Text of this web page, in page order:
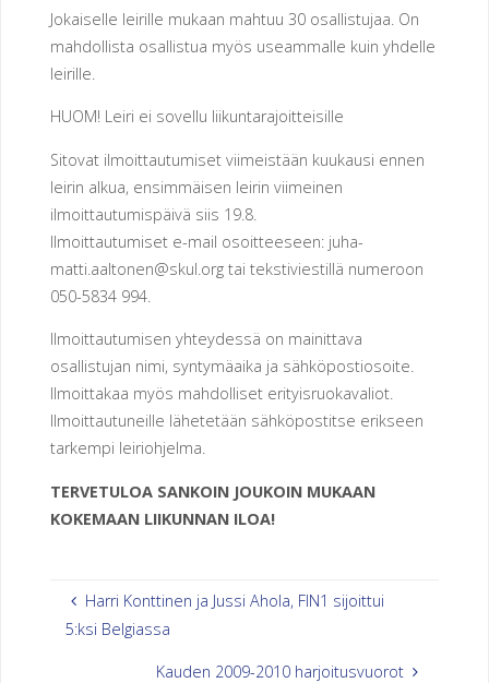
EU
R
H
ER
O
RY
Jokaiselle leirille mukaan mahtuu 30 osallistujaa. On
mahdollista osallistua myös useammalle kuin yhdelle
leirille.
HUOM! Leiri ei sovellu liikuntarajoitteisille
Sitovat ilmoittautumiset viimeistään kuukausi ennen
leirin alkua, ensimmäisen leirin viimeinen
ilmoittautumispäivä siis 19.8.
Ilmoittautumiset e-mail osoitteeseen: juha-
matti.aaltonen@skul.org tai tekstiviestillä numeroon
050-5834 994.
Ilmoittautumisen yhteydessä on mainittava
osallistujan nimi, syntymäaika ja sähköpostiosoite.
Ilmoittakaa myös mahdolliset erityisruokavaliot.
Ilmoittautuneille lähetetään sähköpostitse erikseen
tarkempi leiriohjelma.
TERVETULOA SANKOIN JOUKOIN MUKAAN
KOKEMAAN LIIKUNNAN ILOA!
Harri Konttinen ja Jussi Ahola, FIN1 sijoittui
5:ksi Belgiassa
Kauden 2009-2010 harjoitusvuorot